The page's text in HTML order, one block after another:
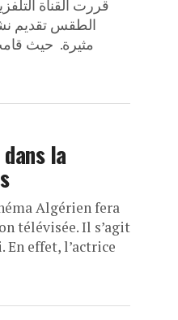
الطقس تقديم
مثيرة. حيث
dans la
Algérien fera
télévisée. Il s’agit
En effet, l’actrice